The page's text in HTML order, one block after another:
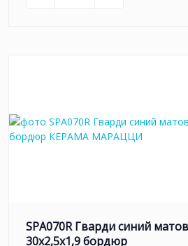
SPA070R Гварди синий
30x2,5x1,9 бордюр